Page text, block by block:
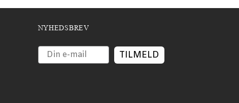
NYHEDSBREV
TILMELD